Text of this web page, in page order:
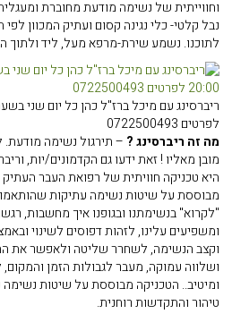
וחווייתית של נשימה מודעת מחוברת
לתוכנו. נשמע שירת-מרפא מעל, ליד ולתוך
לפרטים 0722500493
מה זה ריברסינג ? – תירגול נשימה
מובן מאליו ! זאת ידעו גם הקדמונים/יות,
היא טכניקה חוויתית של רפואת העבר
מבוססת על שיטות נשימה עתיקות
"לקרוא" בנשימתנו ובגופנו איך מחשבות,
ומשפיעים עלינו, לזהות דפוסים לשינוי
וקצב הנשימה, לשחרר שליטה ולאפשר את
ושלווה עמוקה, מעבר לגבולות הזמן והמקום,
ומיטיב.. הטכניקה מבוססת על שיטות נשימה
טיהור והתקדשות רוחנית.